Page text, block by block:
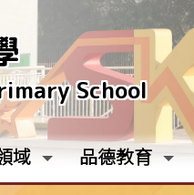
School
域 品德教育